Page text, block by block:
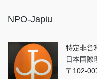
NPO-Japiu
特定非営
日本国際
〒102-